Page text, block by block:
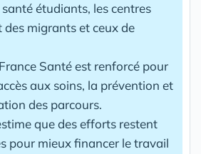
étudiants, les centres
des migrants et ceux de
Santé est renforcé pour
aux soins, la prévention et
des parcours.
que des efforts restent
pour mieux financer le travail